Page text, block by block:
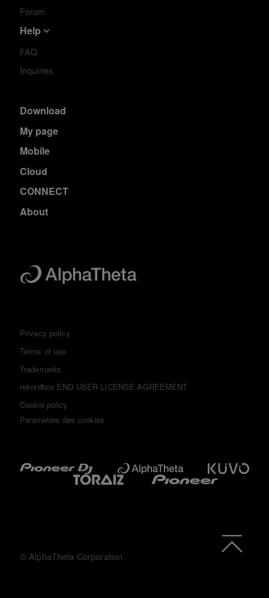
Forum
Help
FAQ
Inquiries
Download
My page
Mobile
Cloud
CONNECT
About
Privacy policy
Terms of use
Trademarks
rekordbox END USER LICENSE AGREEMENT
Cookie policy
Paramètres des cookies
© AlphaTheta Corporation